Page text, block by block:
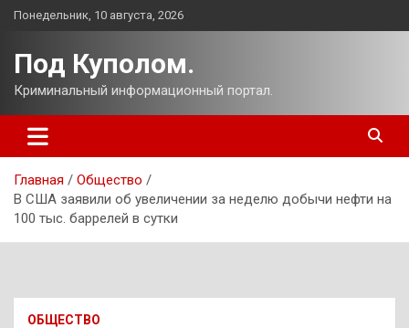
Перейти
Понедельник, 10 августа, 2026
Под Куполом.
Криминальный информационный портал.
Главная
Общество
В США заявили об увеличении за неделю добычи нефти на
100 тыс. баррелей в сутки
ОБЩЕСТВО